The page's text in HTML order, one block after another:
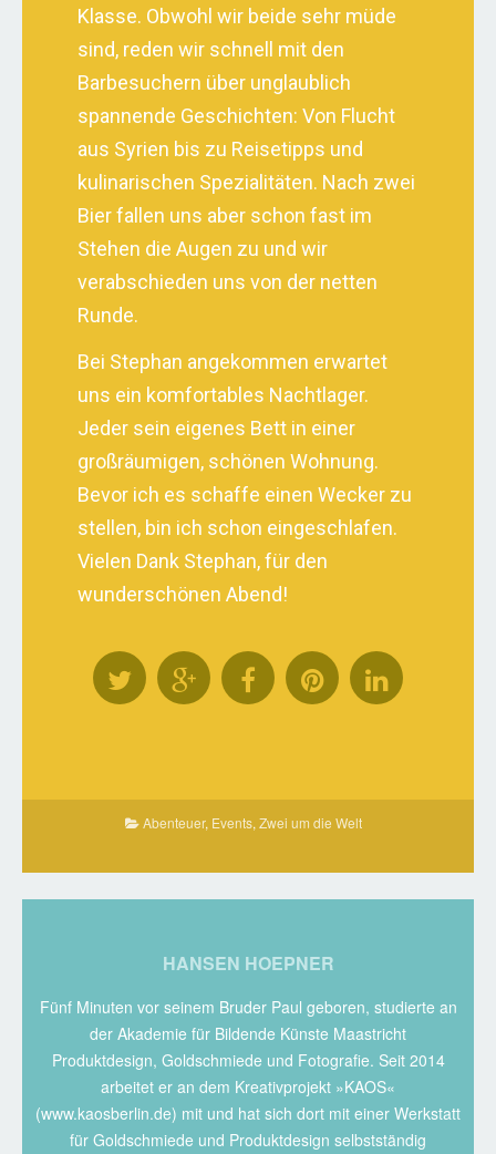
Klasse. Obwohl wir beide sehr müde
sind, reden wir schnell mit den
Barbesuchern über unglaublich
spannende Geschichten: Von Flucht
aus Syrien bis zu Reisetipps und
kulinarischen Spezialitäten. Nach zwei
Bier fallen uns aber schon fast im
Stehen die Augen zu und wir
verabschieden uns von der netten
Runde.
Bei Stephan angekommen erwartet
uns ein komfortables Nachtlager.
Jeder sein eigenes Bett in einer
großräumigen, schönen Wohnung.
Bevor ich es schaffe einen Wecker zu
stellen, bin ich schon eingeschlafen.
Vielen Dank Stephan, für den
wunderschönen Abend!
Abenteuer, Events, Zwei um die Welt
HANSEN HOEPNER
Fünf Minuten vor seinem Bruder Paul geboren, studierte an
der Akademie für Bildende Künste Maastricht
Produktdesign, Goldschmiede und Fotografie. Seit 2014
arbeitet er an dem Kreativprojekt »KAOS«
(www.kaosberlin.de) mit und hat sich dort mit einer Werkstatt
für Goldschmiede und Produktdesign selbstständig